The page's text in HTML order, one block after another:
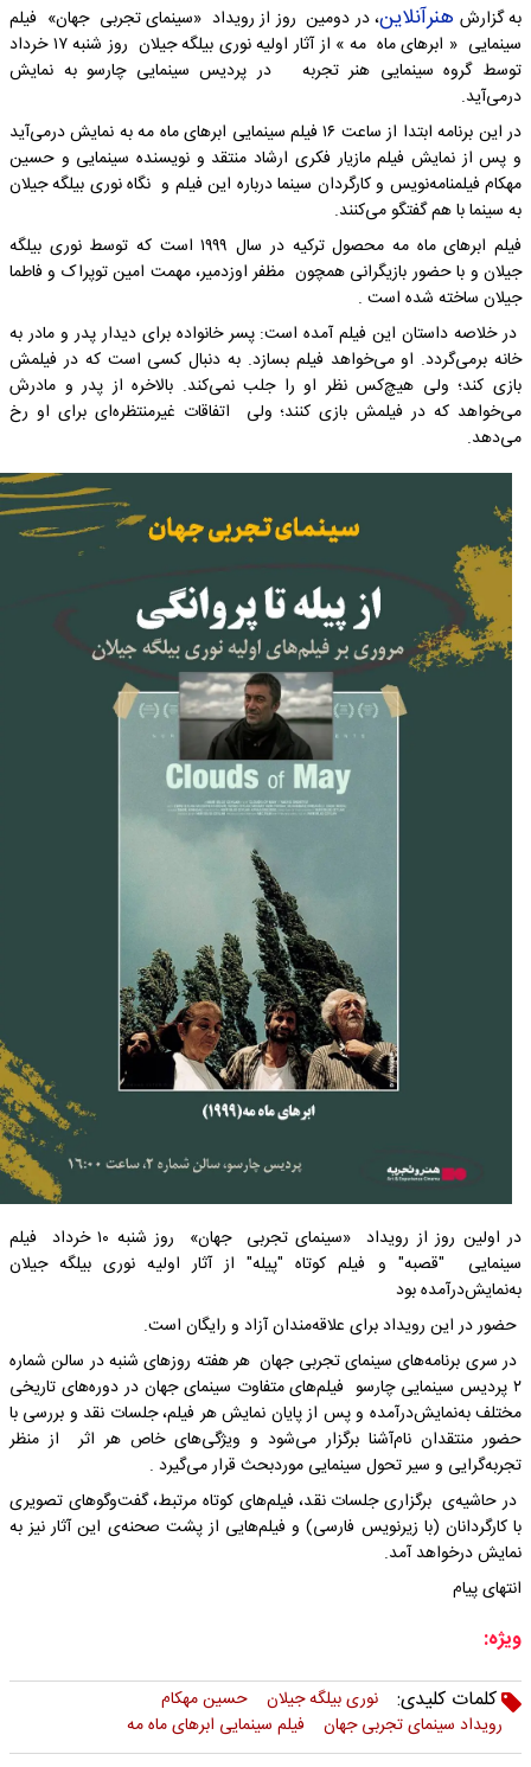
به گزارش هنرآنلاین، در دومین روز از رویداد «سینمای تجربی جهان» فیلم
سینمایی « ابرهای ماه مه » از آثار اولیه نوری بیلگه جیلان روز شنبه ۱۷ خرداد
توسط گروه سینمایی هنر تجربه در پردیس سینمایی چارسو به نمایش
درمی‌آید.
در این برنامه ابتدا از ساعت ۱۶ فیلم سینمایی ابرهای ماه مه به نمایش درمی‌آید
و پس از نمایش فیلم مازیار فکری ارشاد منتقد و نویسنده سینمایی و حسین
مهکام فیلمنامه‌نویس و کارگردان سینما درباره این فیلم و نگاه نوری بیلگه جیلان
به سینما با هم گفتگو می‌کنند.
فیلم ابرهای ماه مه محصول ترکیه در سال ۱۹۹۹ است که توسط نوری بیلگه
جیلان و با حضور بازیگرانی همچون مظفر اوزدمیر، مهمت امین توپراک و فاطما
جیلان ساخته شده است .
در خلاصه داستان این فیلم آمده است: پسر خانواده برای دیدار پدر و مادر به
خانه برمی‌گردد. او می‌خواهد فیلم بسازد. به دنبال کسی است که در فیلمش
بازی کند؛ ولی هیچ‌کس نظر او را جلب نمی‌کند. بالاخره از پدر و مادرش
می‌خواهد که در فیلمش بازی کنند؛ ولی اتفاقات غیرمنتظره‌ای برای او رخ
می‌دهد.
در اولین روز از رویداد «سینمای تجربی جهان» روز شنبه ۱۰ خرداد فیلم
سینمایی "قصبه" و فیلم کوتاه "پیله" از آثار اولیه نوری بیلگه جیلان
به‌نمایش‌درآمده بود
حضور در این رویداد برای علاقه‌مندان آزاد و رایگان است.
در سری برنامه‌های سینمای تجربی جهان هر هفته روزهای شنبه در سالن شماره
۲ پردیس سینمایی چارسو فیلم‌های متفاوت سینمای جهان در دوره‌های تاریخی
مختلف به‌نمایش‌درآمده و پس از پایان نمایش هر فیلم، جلسات نقد و بررسی با
حضور منتقدان نام‌آشنا برگزار می‌شود و ویژگی‌های خاص هر اثر از منظر
تجربه‌گرایی و سیر تحول سینمایی موردبحث قرار می‌گیرد .
در حاشیه‌ی برگزاری جلسات نقد، فیلم‌های کوتاه مرتبط، گفت‌وگوهای تصویری
با کارگردانان (با زیرنویس فارسی) و فیلم‌هایی از پشت صحنه‌ی این آثار نیز به
نمایش درخواهد آمد.
انتهای پیام
ویژه:
کلمات کلیدی:
نوری بیلگه جیلان
حسین مهکام
رویداد سینمای تجربی جهان
فیلم سینمایی ابرهای ماه مه